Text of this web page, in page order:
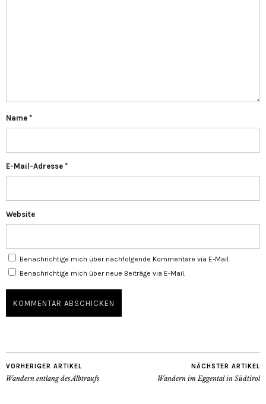
Name *
E-Mail-Adresse *
Website
Benachrichtige mich über nachfolgende Kommentare via E-Mail.
Benachrichtige mich über neue Beiträge via E-Mail.
VORHERIGER ARTIKEL
Wandern entlang des Albtraufs
NÄCHSTER ARTIKEL
Wandern im Eggental in Südtirol